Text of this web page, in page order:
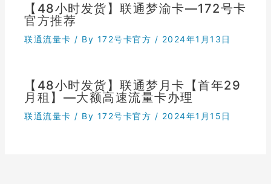
【48小时发货】联通梦渝卡—172号卡
官方推荐
联通流量卡 / By 172号卡官方 / 2024年1月13日
【48小时发货】联通梦月卡【首年29
月租】—大额高速流量卡办理
联通流量卡 / By 172号卡官方 / 2024年1月15日